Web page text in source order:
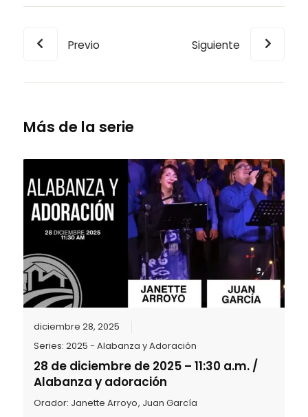
Previo Siguiente
Más de la serie
diciembre 28, 2025
Series:2025 - Alabanza y Adoración
28 de diciembre de 2025 – 11:30 a.m. /
Alabanza y adoración
Orador: Janette Arroyo, Juan García